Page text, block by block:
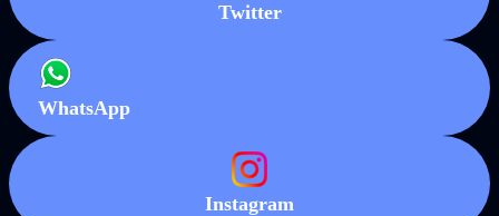
Twitter
WhatsApp
Instagram